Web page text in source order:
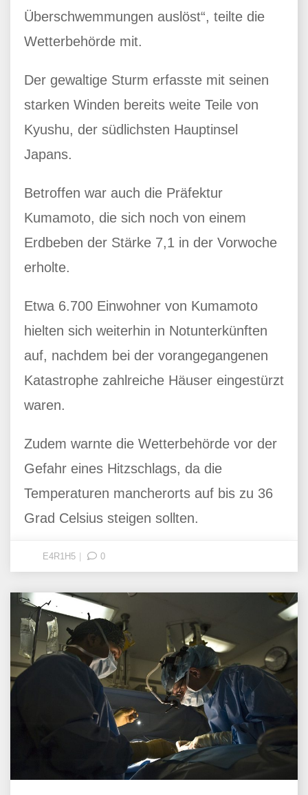
Überschwemmungen auslöst“, teilte die
Wetterbehörde mit.
Der gewaltige Sturm erfasste mit seinen
starken Winden bereits weite Teile von
Kyushu, der südlichsten Hauptinsel
Japans.
Betroffen war auch die Präfektur
Kumamoto, die sich noch von einem
Erdbeben der Stärke 7,1 in der Vorwoche
erholte.
Etwa 6.700 Einwohner von Kumamoto
hielten sich weiterhin in Notunterkünften
auf, nachdem bei der vorangegangenen
Katastrophe zahlreiche Häuser eingestürzt
waren.
Zudem warnte die Wetterbehörde vor der
Gefahr eines Hitzschlags, da die
Temperaturen mancherorts auf bis zu 36
Grad Celsius steigen sollten.
E4R1H5 0